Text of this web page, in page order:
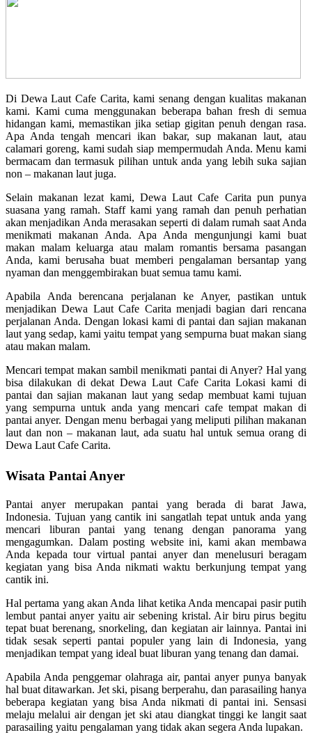
Di Dewa Laut Cafe Carita, kami senang dengan kualitas makanan
kami. Kami cuma menggunakan beberapa bahan fresh di semua
hidangan kami, memastikan jika setiap gigitan penuh dengan rasa.
Apa Anda tengah mencari ikan bakar, sup makanan laut, atau
calamari goreng, kami sudah siap mempermudah Anda. Menu kami
bermacam dan termasuk pilihan untuk anda yang lebih suka sajian
non – makanan laut juga.
Selain makanan lezat kami, Dewa Laut Cafe Carita pun punya
suasana yang ramah. Staff kami yang ramah dan penuh perhatian
akan menjadikan Anda merasakan seperti di dalam rumah saat Anda
menikmati makanan Anda. Apa Anda mengunjungi kami buat
makan malam keluarga atau malam romantis bersama pasangan
Anda, kami berusaha buat memberi pengalaman bersantap yang
nyaman dan menggembirakan buat semua tamu kami.
Apabila Anda berencana perjalanan ke Anyer, pastikan untuk
menjadikan Dewa Laut Cafe Carita menjadi bagian dari rencana
perjalanan Anda. Dengan lokasi kami di pantai dan sajian makanan
laut yang sedap, kami yaitu tempat yang sempurna buat makan siang
atau makan malam.
Mencari tempat makan sambil menikmati pantai di Anyer? Hal yang
bisa dilakukan di dekat Dewa Laut Cafe Carita Lokasi kami di
pantai dan sajian makanan laut yang sedap membuat kami tujuan
yang sempurna untuk anda yang mencari cafe tempat makan di
pantai anyer. Dengan menu berbagai yang meliputi pilihan makanan
laut dan non – makanan laut, ada suatu hal untuk semua orang di
Dewa Laut Cafe Carita.
Wisata Pantai Anyer
Pantai anyer merupakan pantai yang berada di barat Jawa,
Indonesia. Tujuan yang cantik ini sangatlah tepat untuk anda yang
mencari liburan pantai yang tenang dengan panorama yang
mengagumkan. Dalam posting website ini, kami akan membawa
Anda kepada tour virtual pantai anyer dan menelusuri beragam
kegiatan yang bisa Anda nikmati waktu berkunjung tempat yang
cantik ini.
Hal pertama yang akan Anda lihat ketika Anda mencapai pasir putih
lembut pantai anyer yaitu air sebening kristal. Air biru pirus begitu
tepat buat berenang, snorkeling, dan kegiatan air lainnya. Pantai ini
tidak sesak seperti pantai populer yang lain di Indonesia, yang
menjadikan tempat yang ideal buat liburan yang tenang dan damai.
Apabila Anda penggemar olahraga air, pantai anyer punya banyak
hal buat ditawarkan. Jet ski, pisang berperahu, dan parasailing hanya
beberapa kegiatan yang bisa Anda nikmati di pantai ini. Sensasi
melaju melalui air dengan jet ski atau diangkat tinggi ke langit saat
parasailing yaitu pengalaman yang tidak akan segera Anda lupakan.